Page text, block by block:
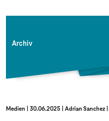
:
Archiv
Medien 30.06.2025 Adrian Sanchez